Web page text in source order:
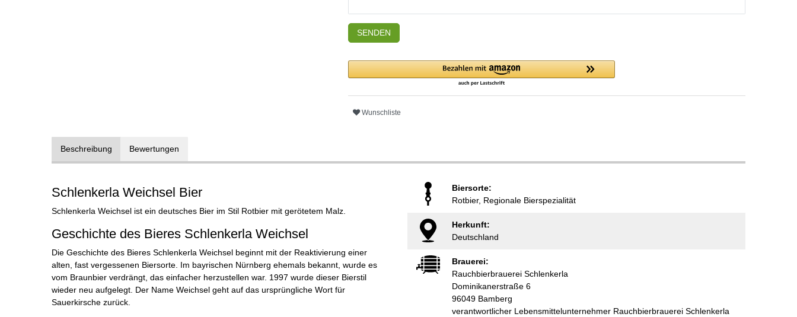
SENDEN
Wunschliste
Beschreibung Bewertungen
Schlenkerla Weichsel Bier
Schlenkerla Weichsel ist ein deutsches Bier im Stil Rotbier mit gerötetem Malz.
Geschichte des Bieres Schlenkerla Weichsel
Die Geschichte des Bieres Schlenkerla Weichsel beginnt mit der Reaktivierung einer
alten, fast vergessenen Biersorte. Im bayrischen Nürnberg ehemals bekannt, wurde es
vom Braunbier verdrängt, das einfacher herzustellen war. 1997 wurde dieser Bierstil
wieder neu aufgelegt. Der Name Weichsel geht auf das ursprüngliche Wort für
Sauerkirsche zurück.
Biersorte:
Rotbier, Regionale Bierspezialität
Herkunft:
Deutschland
Brauerei:
Rauchbierbrauerei Schlenkerla
Dominikanerstraße 6
96049 Bamberg
verantwortlicher Lebensmittelunternehmer Rauchbierbrauerei Schlenkerla